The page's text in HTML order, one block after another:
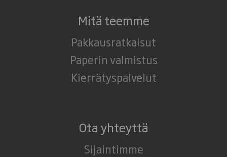
Mitä teemme
Pakkausratkaisut
Paperin valmistus
Kierrätyspalvelut
Ota yhteyttä
Sijaintimme